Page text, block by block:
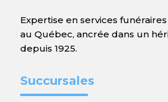
Expertise en services
au Québec, ancrée dans un
depuis 1925.
Succursales